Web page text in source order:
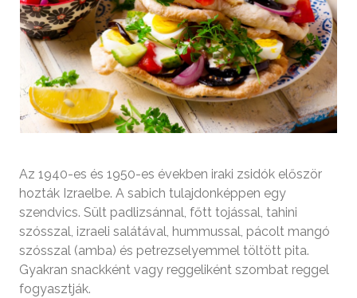
Az 1940-es és 1950-es években iraki zsidók először
hozták Izraelbe. A sabich tulajdonképpen egy
szendvics. Sült padlizsánnal, főtt tojással, tahini
szósszal, izraeli salátával, hummussal, pácolt mangó
szósszal (amba) és petrezselyemmel töltött pita.
Gyakran snackként vagy reggeliként szombat reggel
fogyasztják.